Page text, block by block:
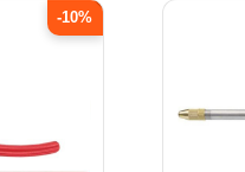
-10%